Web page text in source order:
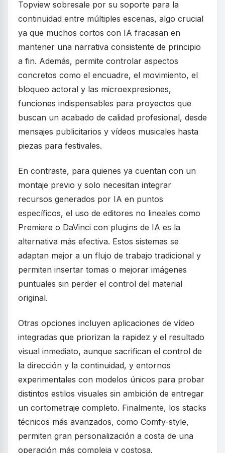
Topview sobresale por su soporte para la
continuidad entre múltiples escenas, algo crucial
ya que muchos cortos con IA fracasan en
mantener una narrativa consistente de principio
a fin. Además, permite controlar aspectos
concretos como el encuadre, el movimiento, el
bloqueo actoral y las microexpresiones,
funciones indispensables para proyectos que
buscan un acabado de calidad profesional, desde
mensajes publicitarios y vídeos musicales hasta
piezas para festivales.
En contraste, para quienes ya cuentan con un
montaje previo y solo necesitan integrar
recursos generados por IA en puntos
específicos, el uso de editores no lineales como
Premiere o DaVinci con plugins de IA es la
alternativa más efectiva. Estos sistemas se
adaptan mejor a un flujo de trabajo tradicional y
permiten insertar tomas o mejorar imágenes
puntuales sin perder el control del material
original.
Otras opciones incluyen aplicaciones de vídeo
integradas que priorizan la rapidez y el resultado
visual inmediato, aunque sacrifican el control de
la dirección y la continuidad, y entornos
experimentales con modelos únicos para probar
distintos estilos visuales sin ambición de entregar
un cortometraje completo. Finalmente, los stacks
técnicos más avanzados, como Comfy-style,
permiten gran personalización a costa de una
operación más compleja y costosa.